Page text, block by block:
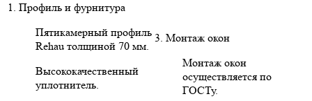
1. Профиль и фурнитура
Пятикамерный профиль
Rehau толщиной 70 мм.
Высококачественный
уплотнитель.
3. Монтаж окон
Монтаж окон
осуществляется по
ГОСТу.